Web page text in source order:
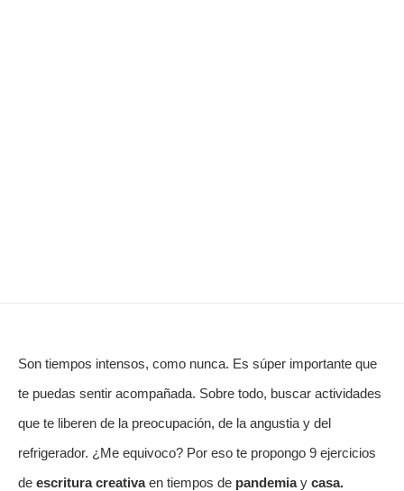
Son tiempos intensos, como nunca. Es súper importante que
te puedas sentir acompañada. Sobre todo, buscar actividades
que te liberen de la preocupación, de la angustia y del
refrigerador. ¿Me equivoco? Por eso te propongo 9 ejercicios
de escritura creativaen tiempos de pandemiay casa.